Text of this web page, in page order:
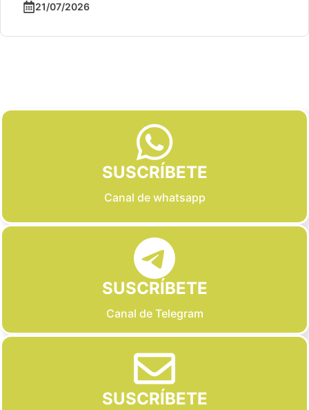
21/07/2026
SUSCRÍBETE
Canal de whatsapp
SUSCRÍBETE
Canal de Telegram
SUSCRÍBETE